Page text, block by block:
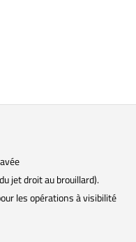
jet droit au brouillard).
les opérations à visibilité